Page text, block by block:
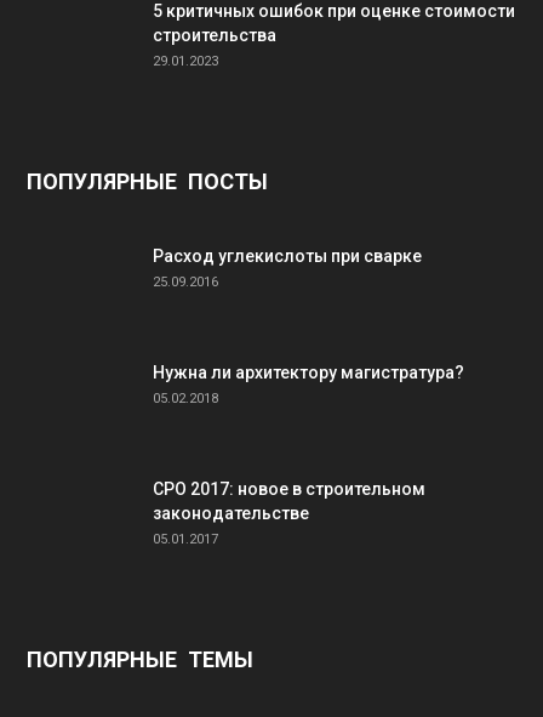
5 критичных ошибок при оценке стоимости
строительства
29.01.2023
ПОПУЛЯРНЫЕ ПОСТЫ
Расход углекислоты при сварке
25.09.2016
Нужна ли архитектору магистратура?
05.02.2018
СРО 2017: новое в строительном
законодательстве
05.01.2017
ПОПУЛЯРНЫЕ ТЕМЫ